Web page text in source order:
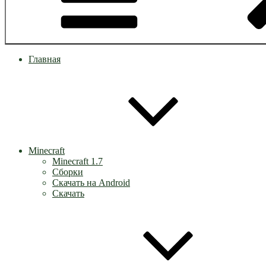
Главная
Minecraft
Minecraft 1.7
Сборки
Скачать на Android
Скачать